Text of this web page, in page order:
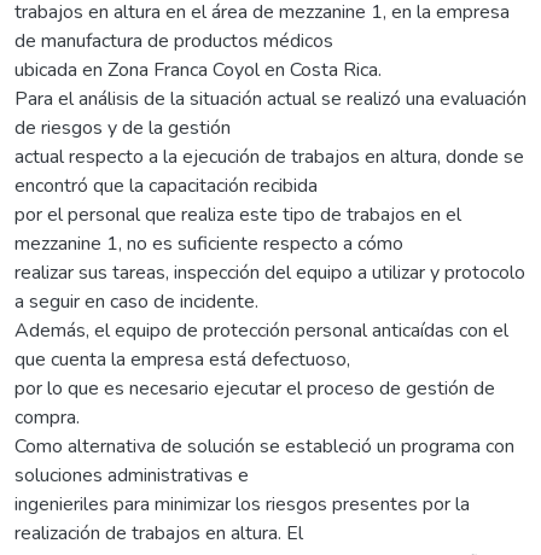
trabajos en altura en el área de mezzanine 1, en la empresa
de manufactura de productos médicos
ubicada en Zona Franca Coyol en Costa Rica.
Para el análisis de la situación actual se realizó una evaluación
de riesgos y de la gestión
actual respecto a la ejecución de trabajos en altura, donde se
encontró que la capacitación recibida
por el personal que realiza este tipo de trabajos en el
mezzanine 1, no es suficiente respecto a cómo
realizar sus tareas, inspección del equipo a utilizar y protocolo
a seguir en caso de incidente.
Además, el equipo de protección personal anticaídas con el
que cuenta la empresa está defectuoso,
por lo que es necesario ejecutar el proceso de gestión de
compra.
Como alternativa de solución se estableció un programa con
soluciones administrativas e
ingenieriles para minimizar los riesgos presentes por la
realización de trabajos en altura. El